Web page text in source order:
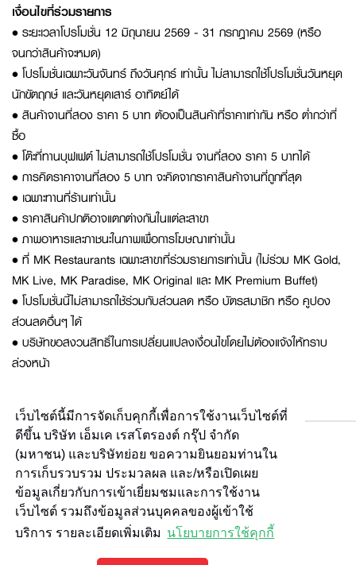
เว็บไซต์นี้มีการจัดเก็บคุกกี้เพื่อการใช้งานเว็บไซต์ที่
ดีขึ้น บริษัท เอ็มเค เรสโตรองต์ กรุ๊ป จำกัด
(มหาชน) และบริษัทย่อย ขอความยินยอมท่านใน
การเก็บรวบรวม ประมวลผล และ/หรือเปิดเผย
ข้อมูลเกี่ยวกับการเข้าเยี่ยมชมและการใช้งาน
เว็บไซต์ รวมถึงข้อมูลส่วนบุคคลของผู้เข้าใช้
บริการ รายละเอียดเพิ่มเติม นโยบายการใช้คุกกี้
เงื่อนไขที่ร่วมรายการ
• ระยะเวลาโปรโมชั่น 12 มิถุนายน 2569 - 31 กรกฎาคม 2569 (หรือ
จนกว่าสินค้าจะหมด)
• โปรโมชั่นเฉพาะวันจันทร์ ถึงวันศุกร์ เท่านั้น ไม่สามารถใช้โปรโมชั่นวันหยุด
นักขัตฤกษ์ และวันหยุดเสาร์ อาทิตย์ได้
• สินค้าจานที่สอง ราคา 5 บาท ต้องเป็นสินค้าที่ราคาเท่ากัน หรือ ต่ำกว่าที่
ซื้อ
• โต๊ะที่ทานบุฟเฟต์ ไม่สามารถใช้โปรโมชั่น จานที่สอง ราคา 5 บาทได้
• การคิดราคาจานที่สอง 5 บาท จะคิดจากราคาสินค้าจานที่ถูกที่สุด
• เฉพาะทานที่ร้านเท่านั้น
• ราคาสินค้าปกติอาจแตกต่างกันในแต่ละสาขา
• ภาพอาหารและภาชนะในภาพเพื่อการโฆษณาเท่านั้น
• ที่ MK Restaurants เฉพาะสาขาที่ร่วมรายการเท่านั้น (ไม่ร่วม MK Gold,
MK Live, MK Paradise, MK Original และ MK Premium Buffet)
• โปรโมชั่นนี้ไม่สามารถใช้ร่วมกับส่วนลด หรือ บัตรสมาชิก หรือ คูปอง
ส่วนลดอื่นๆ ได้
• บริษัทขอสงวนสิทธิ์ในการเปลี่ยนแปลงเงื่อนไขโดยไม่ต้องแจ้งให้ทราบ
ล่วงหน้า